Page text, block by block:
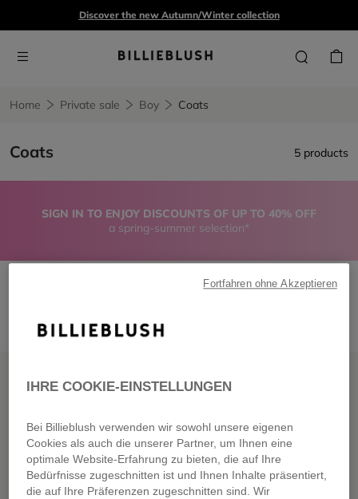
Discover the new Autumn/Winter collection
Home Private sale Boy Coats
Coats 5 products
SIGN IN TO ENJOY DISCOUNTS OF UP TO 40% OFF
a spring-summer selection*
IHRE COOKIE-EINSTELLUNGEN
Bei Billieblush verwenden wir sowohl unsere eigenen
Cookies als auch die unserer Partner, um Ihnen eine
optimale Website-Erfahrung zu bieten, die auf Ihre
Bedürfnisse zugeschnitten ist und Ihnen Inhalte präsentiert,
die auf Ihre Präferenzen zugeschnitten sind. Wir
Fortfahren ohne Akzeptieren